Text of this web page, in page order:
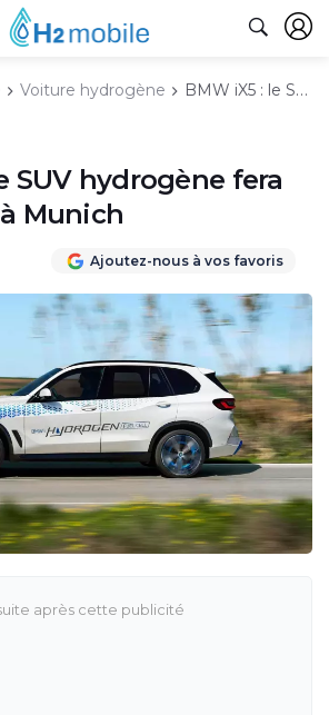
Voiture hydrogène BMW iX5 : le SUV hydrogène fera ses débuts à Munich
SUV hydrogène fera
Munich
Ajoutez-nous à vos favoris